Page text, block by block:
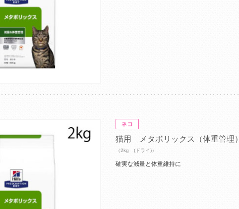
猫用 メタボリックス（体重管理）
（2kg (ドライ)）
確実な減量と体重維持に